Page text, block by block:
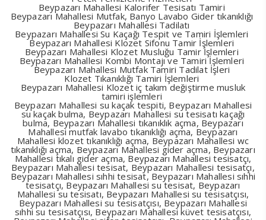
Beypazarı Mahallesi Kalorifer Tesisatı Tamiri
Beypazarı Mahallesi Mutfak, Banyo Lavabo Gider tıkanıklığı
Beypazarı Mahallesi Tadilatı
Beypazarı Mahallesi Su Kaçağı Tespit ve Tamiri İşlemleri
Beypazarı Mahallesi Klozet Sifonu Tamir İşlemleri
Beypazarı Mahallesi Klozet Musluğu Tamir İşlemleri
Beypazarı Mahallesi Kombi Montajı ve Tamiri İşlemleri
Beypazarı Mahallesi Mutfak Tamiri Tadilat İşleri
Klozet Tıkanıklığı Tamiri İşlemleri
Beypazarı Mahallesi Klozet iç takım değiştirme musluk
tamiri işlemleri
Beypazarı Mahallesi su kaçak tespiti, Beypazarı Mahallesi
su kaçak bulma, Beypazarı Mahallesi su tesisatı kaçağı
bulma, Beypazarı Mahallesi tıkanıklık açma, Beypazarı
Mahallesi mutfak lavabo tıkanıklığı açma, Beypazarı
Mahallesi klozet tıkanıklığı açma, Beypazarı Mahallesi wc
tıkanıklığı açma, Beypazarı Mahallesi gider açma, Beypazarı
Mahallesi tıkalı gider açma, Beypazarı Mahallesi tesisatçı,
Beypazarı Mahallesi tesisat, Beypazarı Mahallesi tesisatçı,
Beypazarı Mahallesi sıhhi tesisat, Beypazarı Mahallesi sıhhi
tesisatçı, Beypazarı Mahallesi su tesisat, Beypazarı
Mahallesi su tesisatı, Beypazarı Mahallesi su tesisatçısı,
Beypazarı Mahallesi su tesisatçısı, Beypazarı Mahallesi
sıhhi su tesisatçısı, Beypazarı Mahallesi küvet tesisatçısı,